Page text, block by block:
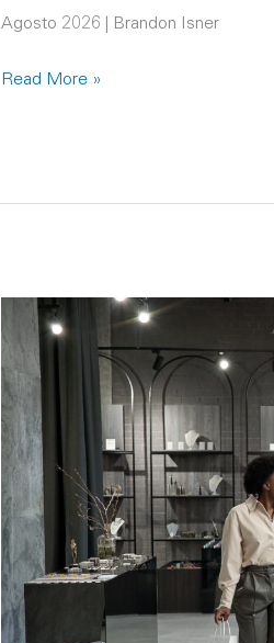
Agosto 2026 | Brandon Isner
los
Read More »
Retail
de
Lujo:
Conozca
a
la
Generación
Z